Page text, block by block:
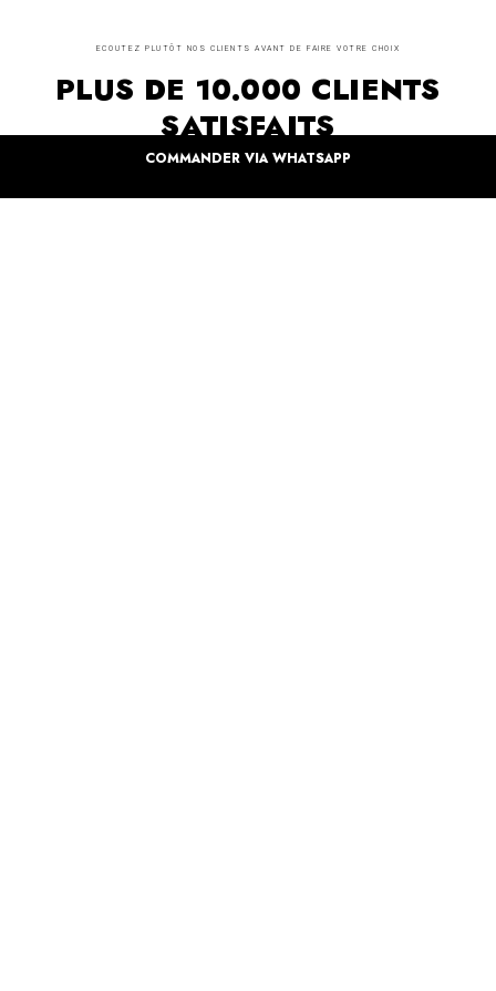
ECOUTEZ PLUTÔT NOS CLIENTS AVANT DE FAIRE VOTRE CHOIX
PLUS DE 10.000 CLIENTS
SATISFAITS
vous et à nos artistes pour un monde moins industrielle
COMMANDER VIA WHATSAPP